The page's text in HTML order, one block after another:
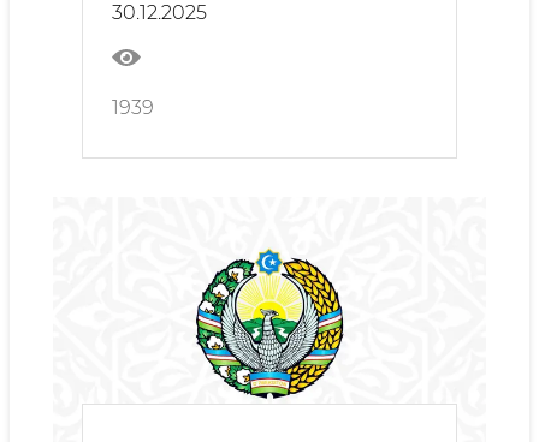
физических лиц в Гурланском
районе, а также на
использование водных
ресурсов и цветных
строительных материалов (за
2026 год.
30.12.2025
1939